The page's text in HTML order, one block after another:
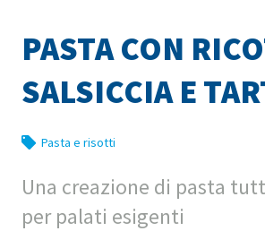
PASTA CON
SALSICCIA E
Pasta e risotti
Una creazione di pasta
per palati esigenti